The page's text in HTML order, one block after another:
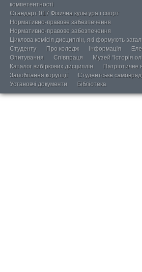
компетентності
Стандарт 017 Фізична культура і спорт
Нормативно-правове забезпечення
Нормативно-правове забезпечення
Циклова комісія дисциплін, які формують
Студенту
Про коледж Інформація
Опитування
Співпраця
Музей “Історія
Каталог вибіркових дисциплін
Патріотичне
Запобігання корупції
Студентське
Установчі документи
Бібліотека